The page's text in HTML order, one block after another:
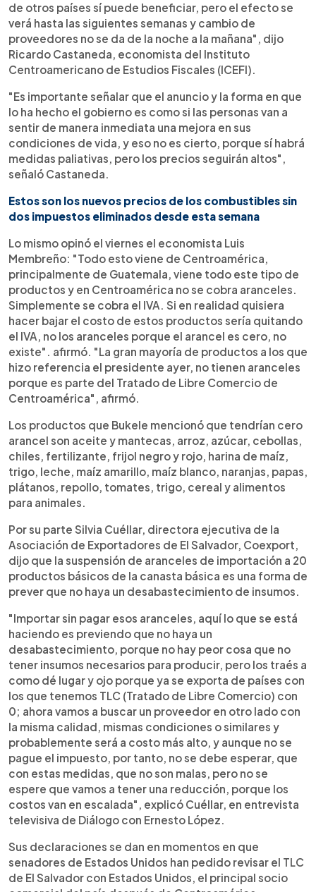
de otros países sí puede beneficiar, pero el efecto se
verá hasta las siguientes semanas y cambio de
proveedores no se da de la noche a la mañana", dijo
Ricardo Castaneda, economista del Instituto
Centroamericano de Estudios Fiscales (ICEFI).
"Es importante señalar que el anuncio y la forma en que
lo ha hecho el gobierno es como si las personas van a
sentir de manera inmediata una mejora en sus
condiciones de vida, y eso no es cierto, porque sí habrá
medidas paliativas, pero los precios seguirán altos",
señaló Castaneda.
Estos son los nuevos precios de los combustibles sin
dos impuestos eliminados desde esta semana
Lo mismo opinó el viernes el economista Luis
Membreño: "Todo esto viene de Centroamérica,
principalmente de Guatemala, viene todo este tipo de
productos y en Centroamérica no se cobra aranceles.
Simplemente se cobra el IVA. Si en realidad quisiera
hacer bajar el costo de estos productos sería quitando
el IVA, no los aranceles porque el arancel es cero, no
existe". afirmó. "La gran mayoría de productos a los que
hizo referencia el presidente ayer, no tienen aranceles
porque es parte del Tratado de Libre Comercio de
Centroamérica", afirmó.
Los productos que Bukele mencionó que tendrían cero
arancel son aceite y mantecas, arroz, azúcar, cebollas,
chiles, fertilizante, frijol negro y rojo, harina de maíz,
trigo, leche, maíz amarillo, maíz blanco, naranjas, papas,
plátanos, repollo, tomates, trigo, cereal y alimentos
para animales.
Por su parte Silvia Cuéllar, directora ejecutiva de la
Asociación de Exportadores de El Salvador, Coexport,
dijo que la suspensión de aranceles de importación a 20
productos básicos de la canasta básica es una forma de
prever que no haya un desabastecimiento de insumos.
"Importar sin pagar esos aranceles, aquí lo que se está
haciendo es previendo que no haya un
desabastecimiento, porque no hay peor cosa que no
tener insumos necesarios para producir, pero los traés a
como dé lugar y ojo porque ya se exporta de países con
los que tenemos TLC (Tratado de Libre Comercio) con
0; ahora vamos a buscar un proveedor en otro lado con
la misma calidad, mismas condiciones o similares y
probablemente será a costo más alto, y aunque no se
pague el impuesto, por tanto, no se debe esperar, que
con estas medidas, que no son malas, pero no se
espere que vamos a tener una reducción, porque los
costos van en escalada", explicó Cuéllar, en entrevista
televisiva de Diálogo con Ernesto López.
Sus declaraciones se dan en momentos en que
senadores de Estados Unidos han pedido revisar el TLC
de El Salvador con Estados Unidos, el principal socio